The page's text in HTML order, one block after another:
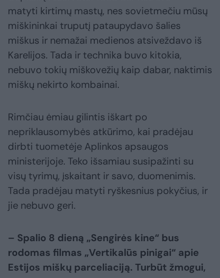
matyti kirtimų mastų, nes sovietmečiu mūsų
miškininkai truputį pataupydavo šalies
miškus ir nemažai medienos atsiveždavo iš
Karelijos. Tada ir technika buvo kitokia,
nebuvo tokių miškovežių kaip dabar, naktimis
miškų nekirto kombainai.
Rimčiau ėmiau gilintis iškart po
nepriklausomybės atkūrimo, kai pradėjau
dirbti tuometėje Aplinkos apsaugos
ministerijoje. Teko išsamiau susipažinti su
visų tyrimų, įskaitant ir savo, duomenimis.
Tada pradėjau matyti ryškesnius pokyčius, ir
jie nebuvo geri.
– Spalio 8 dieną „Sengirės kine“ bus
rodomas filmas „Vertikalūs pinigai“ apie
Estijos miškų parceliaciją. Turbūt žmogui,